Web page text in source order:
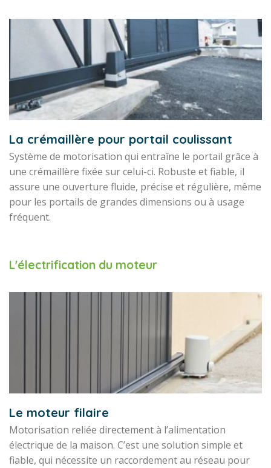
La crémaillère pour portail coulissant
Système de motorisation qui entraîne le portail grâce à
une crémaillère fixée sur celui-ci. Robuste et fiable, il
assure une ouverture fluide, précise et régulière, même
pour les portails de grandes dimensions ou à usage
fréquent.
L'électrification du moteur
Le moteur filaire
Motorisation reliée directement à l’alimentation
électrique de la maison. C’est une solution simple et
fiable, qui nécessite un raccordement au réseau pour